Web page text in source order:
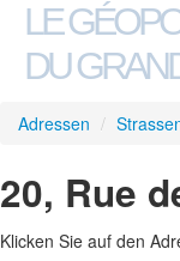
LE
DU
Adressen /
20, Rue
Klicken Sie auf den